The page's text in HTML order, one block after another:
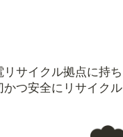
サイクル拠点に持ち
つ安全にリサイクル